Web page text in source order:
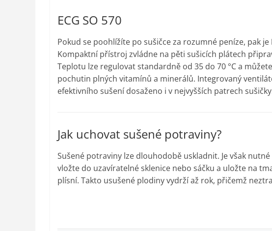
ECG SO 570
Pokud se poohlížíte po sušičce za rozumné peníze, pak je
Kompaktní přístroj zvládne na pěti sušicích plátech
Teplotu lze regulovat standardně od 35 do 70 °C a
pochutin plných vitamínů a minerálů. Integrovaný
efektivního sušení dosaženo i v nejvyšších patrech
Jak uchovat sušené potraviny?
Sušené potraviny lze dlouhodobě uskladnit. Je však
vložte do uzavíratelné sklenice nebo sáčku a uložte na
plísní. Takto usušené plodiny vydrží až rok, přičemž